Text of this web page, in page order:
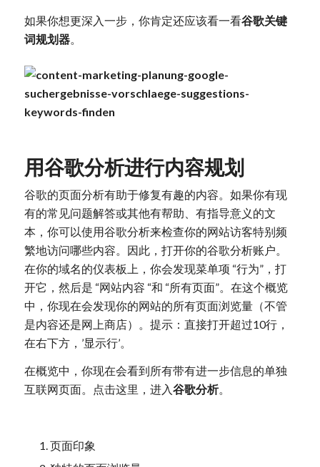
如果你想更深入一步，你肯定还应该看一看谷歌关键
词规划器。
用谷歌分析进行内容规划
谷歌的页面分析有助于修复有趣的内容。如果你有现
有的常见问题解答或其他有帮助、有指导意义的文
本，你可以使用谷歌分析来检查你的网站访客特别频
繁地访问哪些内容。因此，打开你的谷歌分析账户。
在你的域名的仪表板上，你会发现菜单项 “行为”，打
开它，然后是 “网站内容 “和 “所有页面”。在这个概览
中，你现在会发现你的网站的所有页面浏览量（不管
是内容还是网上商店）。提示：直接打开超过10行，
在右下方，’显示行’。
在概览中，你现在会看到所有带有进一步信息的单独
互联网页面。点击这里，进入谷歌分析。
页面印象